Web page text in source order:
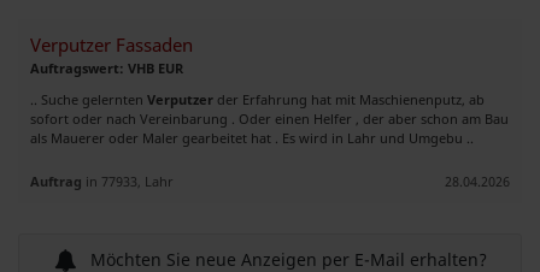
Verputzer Fassaden
Auftragswert: VHB EUR
.. Suche gelernten Verputzer der Erfahrung hat mit Maschienenputz, ab
sofort oder nach Vereinbarung . Oder einen Helfer , der aber schon am Bau
als Mauerer oder Maler gearbeitet hat . Es wird in Lahr und Umgebu ..
Auftrag in 77933, Lahr 28.04.2026
Möchten Sie neue Anzeigen per E-Mail erhalten?